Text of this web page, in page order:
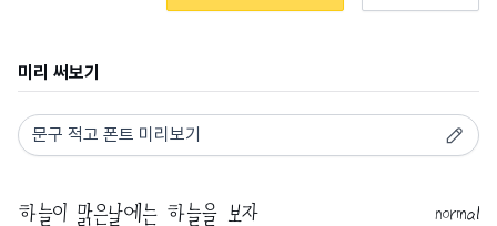
미리 써보기
normal